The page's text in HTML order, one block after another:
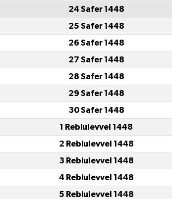
24 Safer 1448
25 Safer 1448
26 Safer 1448
27 Safer 1448
28 Safer 1448
29 Safer 1448
30 Safer 1448
1 Rebiulevvel 1448
2 Rebiulevvel 1448
3 Rebiulevvel 1448
4 Rebiulevvel 1448
5 Rebiulevvel 1448